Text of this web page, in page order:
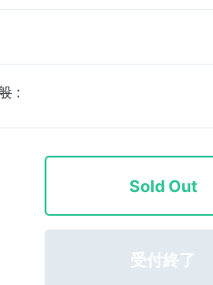
:
Sold Out
受付終了